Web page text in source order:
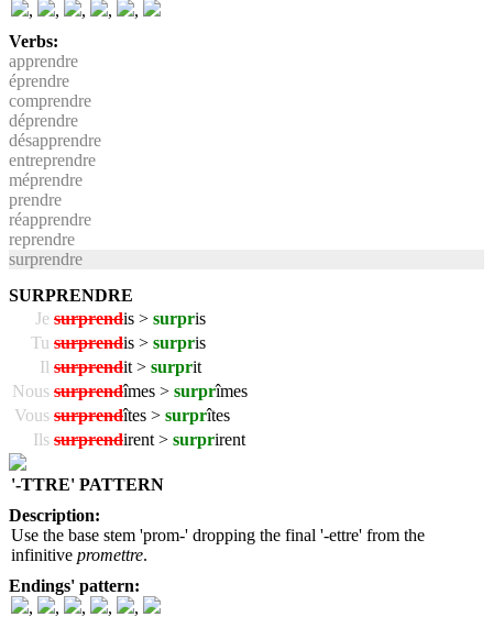
,
, , ,
,
Verbs:
apprendre
éprendre
comprendre
déprendre
désapprendre
entreprendre
méprendre
prendre
réapprendre
reprendre
surprendre
SURPRENDRE
Je surprendis > surpris
Tu surprendis > surpris
Il surprendit > surprit
Nous surprendîmes > surprîmes
Vous surprendîtes > surprîtes
Ils surprendirent > surprirent
'-TTRE' PATTERN
Description:
Use the base stem 'prom-' dropping the final '-ettre' from the
infinitive promettre.
Endings' pattern:
,
, , ,
,